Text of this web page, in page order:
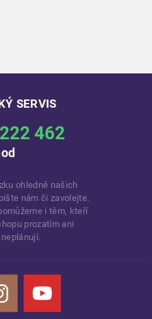
SERVIS
462
ohledně našich
nám či zavolejte.
i těm, kteří
prozatím ani
YouTube